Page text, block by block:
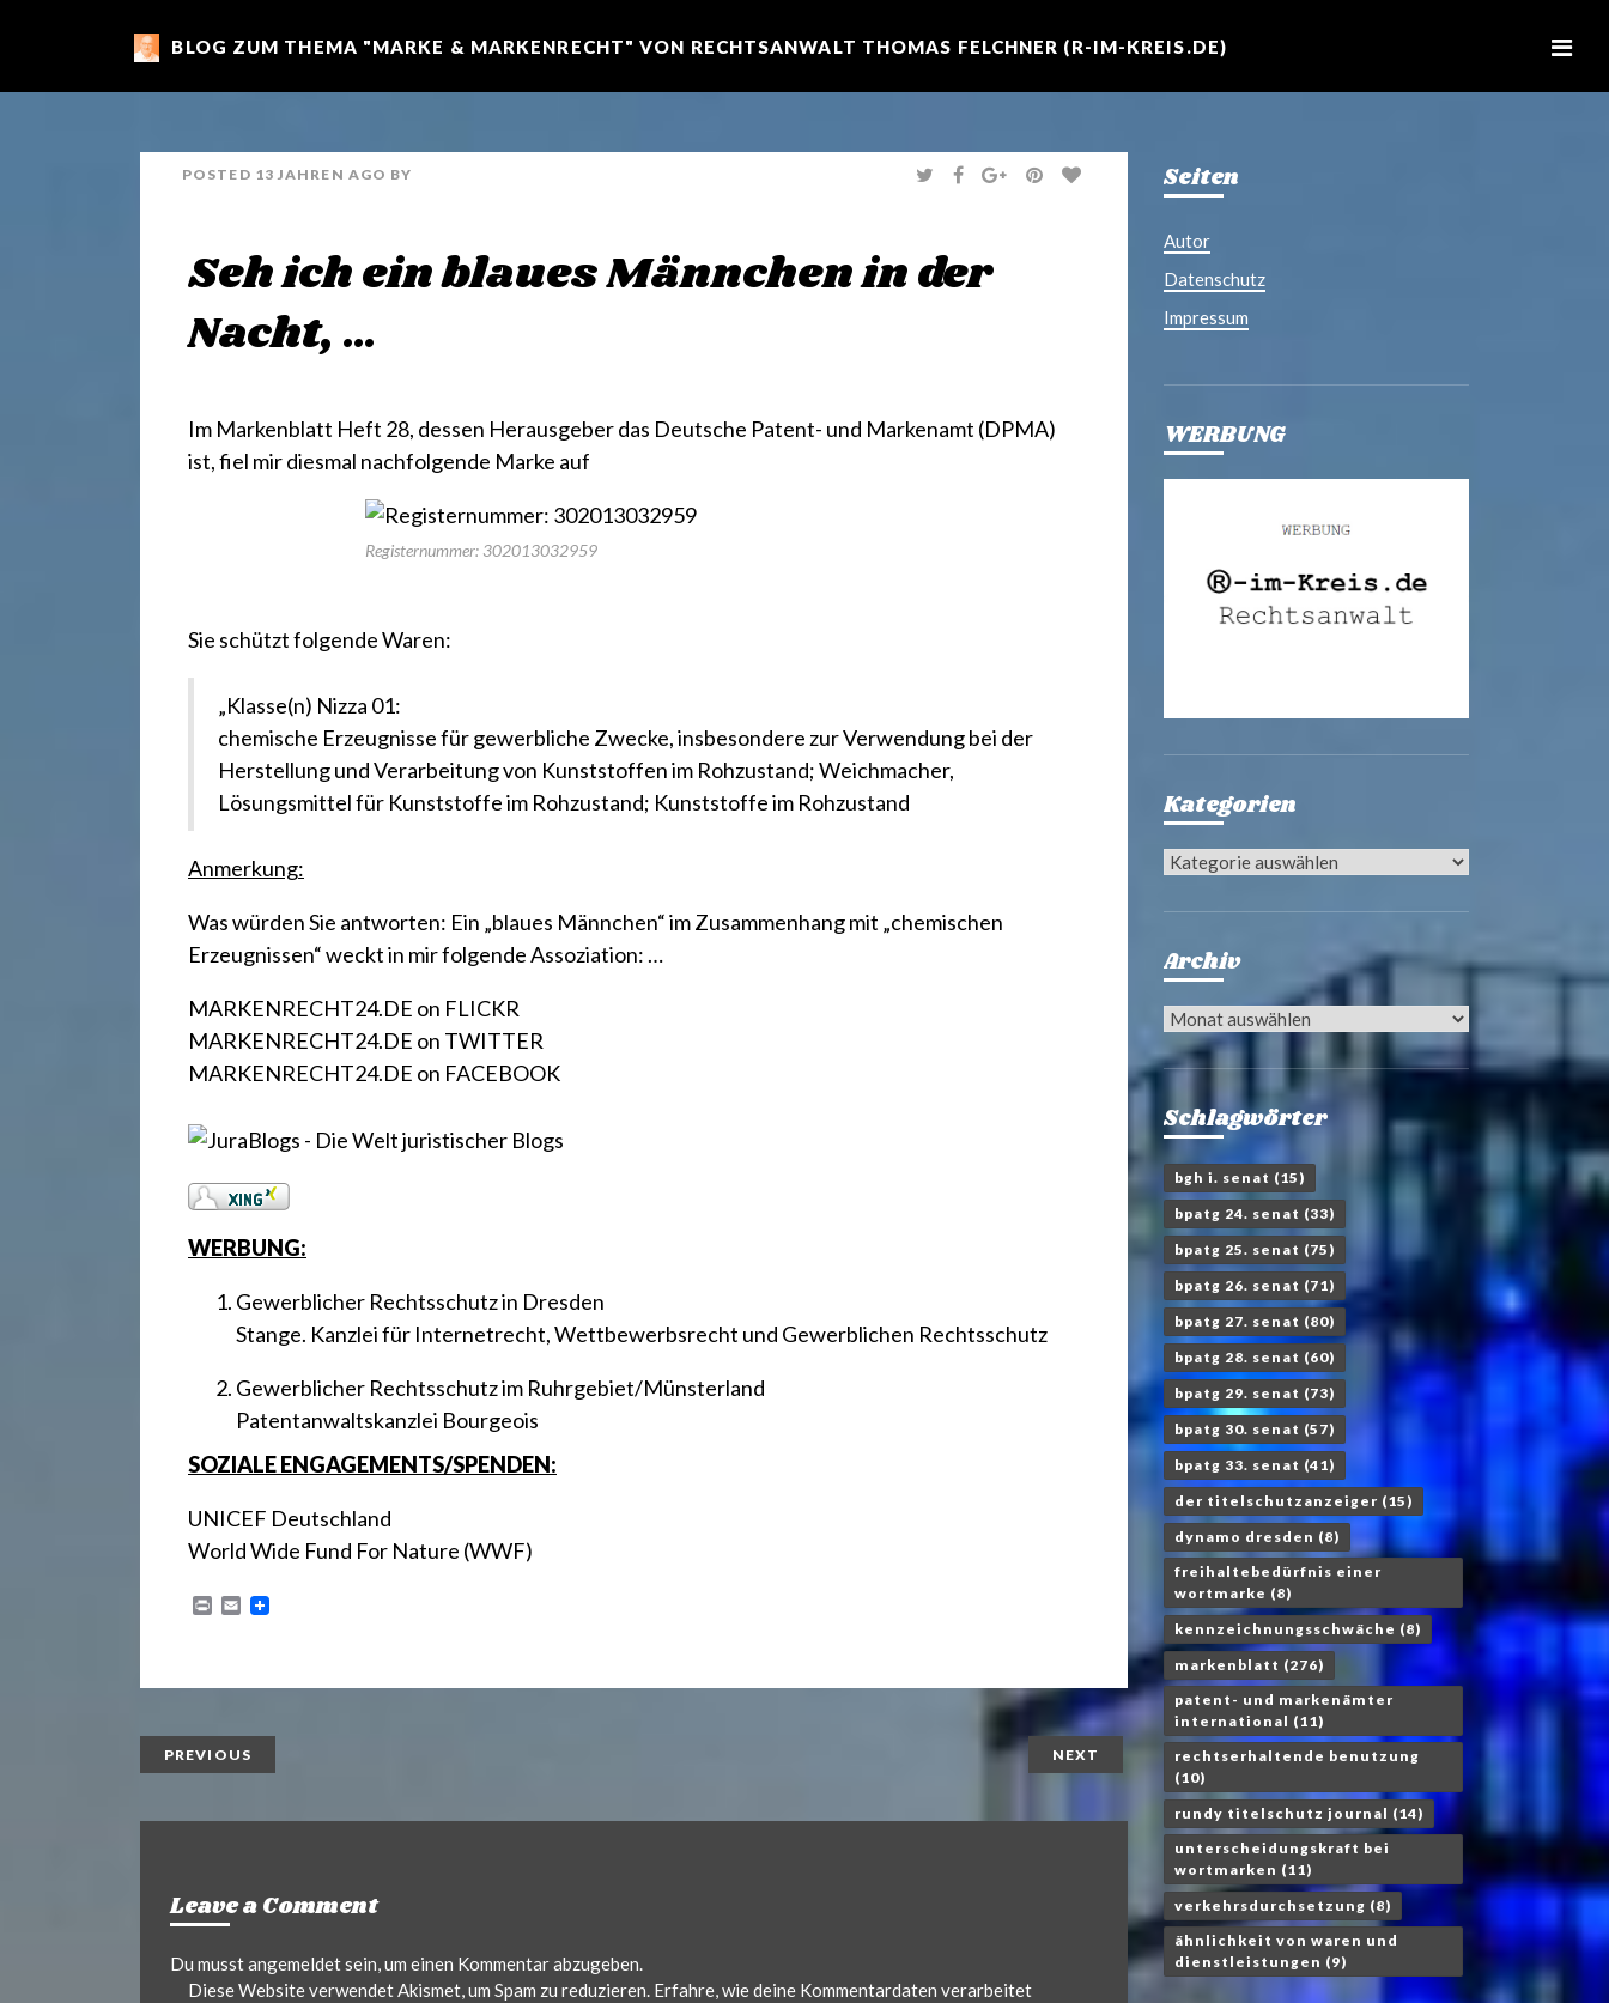
m
a
BLOG ZUM THEMA "MARKE & MARKENRECHT" VON RECHTSANWALT THOMAS FELCHNER (R-IM-KREIS.DE)
POSTED 13 JAHREN AGO BY
T
W
F
A
K
G
O
P
I
Seh ich ein blaues Männchen in der
Nacht, …
Im Markenblatt Heft 28, dessen Herausgeber das Deutsche Patent- und Markenamt (DPMA)
ist, fiel mir diesmal nachfolgende Marke auf
Registernummer: 302013032959
Sie schützt folgende Waren:
„Klasse(n) Nizza 01:
chemische Erzeugnisse für gewerbliche Zwecke, insbesondere zur Verwendung bei der
Herstellung und Verarbeitung von Kunststoffen im Rohzustand; Weichmacher,
Lösungsmittel für Kunststoffe im Rohzustand; Kunststoffe im Rohzustand
Anmerkung:
Was würden Sie antworten: Ein „blaues Männchen“ im Zusammenhang mit „chemischen
Erzeugnissen“ weckt in mir folgende Assoziation: …
MARKENRECHT24.DE on FLICKR
MARKENRECHT24.DE on TWITTER
MARKENRECHT24.DE on FACEBOOK
WERBUNG:
Gewerblicher Rechtsschutz in Dresden
Stange. Kanzlei für Internetrecht, Wettbewerbsrecht und Gewerblichen Rechtsschutz
Gewerblicher Rechtsschutz im Ruhrgebiet/Münsterland
Patentanwaltskanzlei Bourgeois
SOZIALE ENGAGEMENTS/SPENDEN:
UNICEF Deutschland
World Wide Fund For Nature (WWF)
E
PREVIOUS NEXT
Leave a Comment
Du musstangemeldetsein, um einen Kommentar abzugeben.
Diese Website verwendet Akismet, um Spam zu reduzieren. Erfahre, wie deine Kommentardaten verarbeitet
Seiten
Autor
Datenschutz
Impressum
WERBUNG
Kategorien
Kategorien
Archiv
Archiv
Schlagwörter
bgh i. senat (15)
bpatg 24. senat (33)
bpatg 25. senat (75)
bpatg 26. senat (71)
bpatg 27. senat (80)
bpatg 28. senat (60)
bpatg 29. senat (73)
bpatg 30. senat (57)
bpatg 33. senat (41)
der titelschutzanzeiger (15)
dynamo dresden (8)
freihaltebedürfnis einer
wortmarke (8)
kennzeichnungsschwäche (8)
markenblatt (276)
patent- und markenämter
international (11)
rechtserhaltende benutzung
(10)
rundy titelschutz journal (14)
unterscheidungskraft bei
wortmarken (11)
verkehrsdurchsetzung (8)
ähnlichkeit von waren und
dienstleistungen (9)